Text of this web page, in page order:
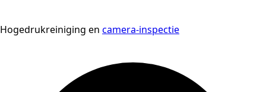
Hogedrukreiniging en camera-inspectie